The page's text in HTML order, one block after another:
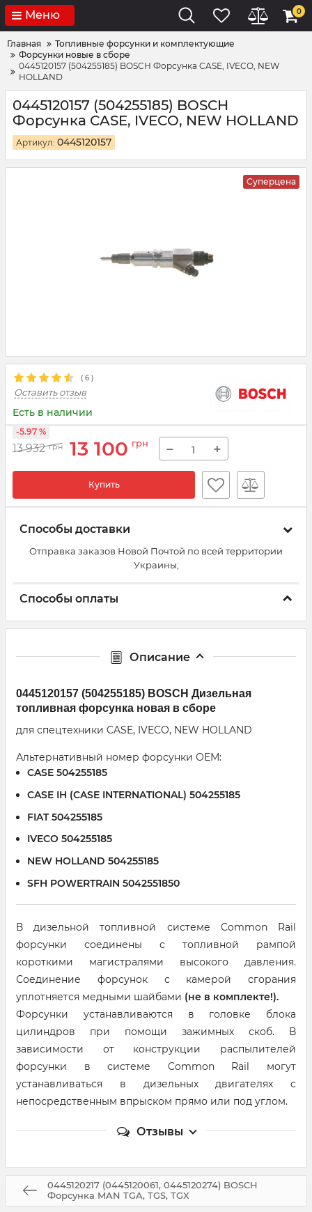
Меню 0
Главная
Топливные форсунки и комплектующие
Форсунки новые в сборе
0445120157 (504255185) BOSCH Форсунка CASE, IVECO, NEW
HOLLAND
0445120157 (504255185) BOSCH
Форсунка CASE, IVECO, NEW HOLLAND
Артикул: 0445120157
Суперцена
( 6 )
Оставить отзыв
Есть в наличии
13 932 грн 13 100 грн
-5.97 %
− +
Купить
Способы доставки
Отправка заказов Новой Почтой по всей территории
Украины;
Способы оплаты
Описание
0445120157 (504255185) BOSCH Дизельная
топливная форсунка новая в сборе
для спецтехники CASE, IVECO, NEW HOLLAND
Альтернативный номер форсунки ОЕМ:
CASE 504255185
CASE IH (CASE INTERNATIONAL) 504255185
FIAT 504255185
IVECO 504255185
NEW HOLLAND 504255185
SFH POWERTRAIN 5042551850
В дизельной топливной системе Common Rail
форсунки соединены с топливной рампой
короткими магистралями высокого давления.
Соединение форсунок с камерой сгорания
уплотняется медными шайбами (не в комплекте!).
Форсунки устанавливаются в головке блока
цилиндров при помощи зажимных скоб. В
зависимости от конструкции распылителей
форсунки в системе Common Rail могут
устанавливаться в дизельных двигателях с
непосредственным впрыском прямо или под углом.
Отзывы
0445120217 (0445120061, 0445120274) BOSCH
Форсунка MAN TGA, TGS, TGX